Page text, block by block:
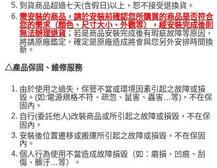
到貨商品超過七天(含假日)以上，恕不接受退換貨。
需安裝的商品，請於安裝前確認您所購買的商品是否符合
您的需求（顏色、尺寸大小、外觀等），經安裝完成後則
無法辦理退貨 ；若是商品安裝完成後有瑕疵故障等原因，
將請原廠鑑定，確定是原廠造成將會與您另外安排時間換
新。
△產品保固、維修服務
由於使用之過失，保管不當或環境因素引起之故障或損
毀。(如:電源規格不符、疏忽、鼠害、蟲害…等)，不在保
固內。
自行(委託他人)改裝商品或所引起之故障或損毀，不在保
固內。
安裝後位置遷移或搬運所引起之故障或損毀，不在保固
內。
個人行為使用不當造成故障損毀（如：磨損、凹痕、刮
傷、髒汙…等）。